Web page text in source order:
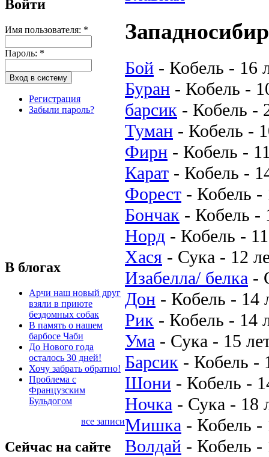
Войти
Имя пользователя: *
Пароль: *
Регистрация
Забыли пароль?
В блогах
Арчи наш новый друг
взяли в приюте
бездомных собак
В память о нашем
барбосе Чаби
До Нового года
осталось 30 дней!
Хочу забрать обратно!
Проблема с
Французским
Бульдогом
все записи
Сейчас на сайте
Бой - Кобель - 16
Буран - Кобель -
барсик - Кобель -
Туман - Кобель -
Фирн - Кобель -
Карат - Кобель -
Форест - Кобель -
Бончак - Кобель -
Норд - Кобель -
Хася - Сука - 12
Изабелла/ белка -
Дон - Кобель - 14
Рик - Кобель - 14
Ума - Сука - 15
Барсик - Кобель -
Шони - Кобель -
Ночка - Сука - 18
Мишка - Кобель -
Волдай - Кобель -